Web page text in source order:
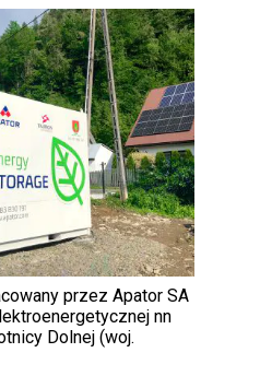
przez Apator SA
nn
Dolnej (woj.